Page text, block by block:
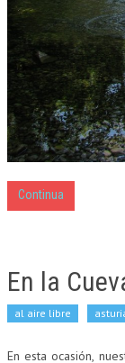
Continua
En la
al aire libre
En esta ocasión,